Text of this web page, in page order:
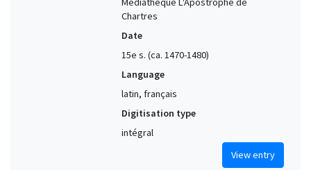
Chartres
Date
15e s. (ca. 1470-1480)
Language
latin, français
Digitisation type
intégral
View entry